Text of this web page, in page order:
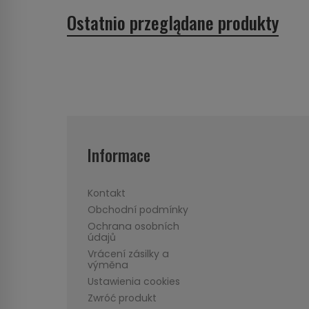
Ostatnio przeglądane produkty
Informace
Kontakt
Obchodní podmínky
Ochrana osobních
údajů
Vrácení zásilky a
výměna
Ustawienia cookies
Zwróć produkt